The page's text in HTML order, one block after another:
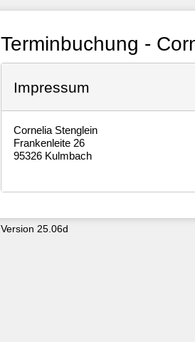
Terminbuchung -
Impressum
Cornelia Stenglein
Frankenleite 26
95326 Kulmbach
Version 25.06d